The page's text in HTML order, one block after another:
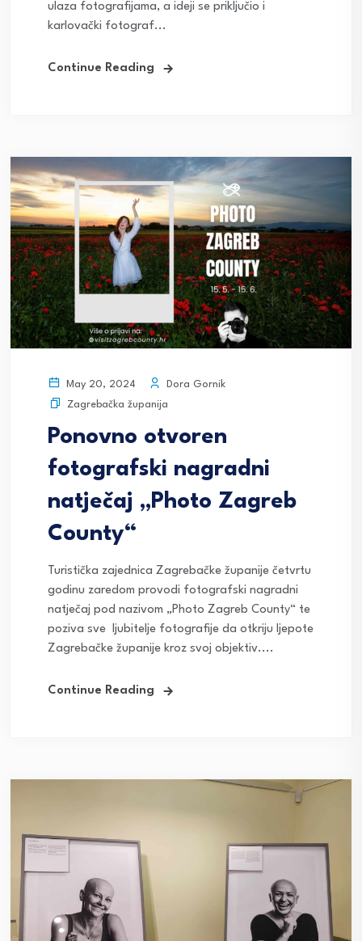
ulaza fotografijama, a ideji se priključio i
karlovački fotograf...
Continue Reading
May 20, 2024
Dora Gornik
Zagrebačka županija
Ponovno otvoren
fotografski nagradni
natječaj „Photo Zagreb
County“
Turistička zajednica Zagrebačke županije četvrtu
godinu zaredom provodi fotografski nagradni
natječaj pod nazivom „Photo Zagreb County“ te
poziva sve ljubitelje fotografije da otkriju ljepote
Zagrebačke županije kroz svoj objektiv....
Continue Reading